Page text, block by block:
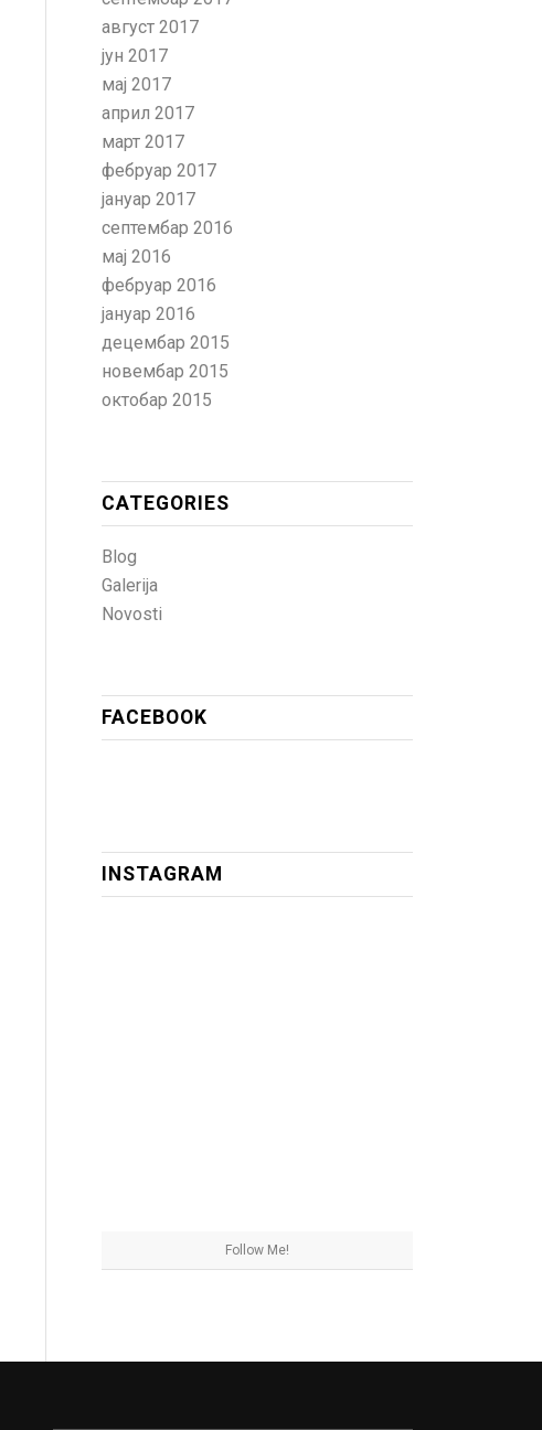
август 2017
јун 2017
мај 2017
април 2017
март 2017
фебруар 2017
јануар 2017
септембар 2016
мај 2016
фебруар 2016
јануар 2016
децембар 2015
новембар 2015
октобар 2015
CATEGORIES
Blog
Galerija
Novosti
FACEBOOK
INSTAGRAM
Follow Me!